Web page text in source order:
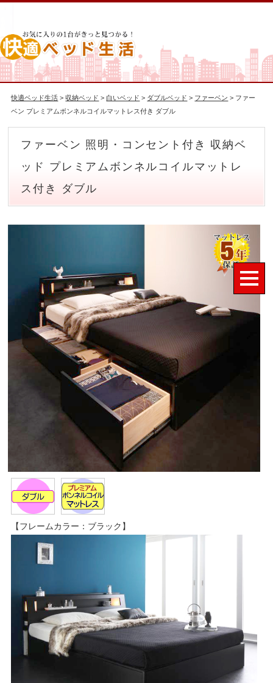
快適ベッド生活 >収納ベッド >白いベッド > ダブルベッド > ファーベン > ファー
ベン プレミアムボンネルコイルマットレス付き ダブル
ファーベン 照明・コンセント付き 収納ベ
ッド プレミアムボンネルコイルマットレ
ス付き ダブル
【フレームカラー：ブラック】